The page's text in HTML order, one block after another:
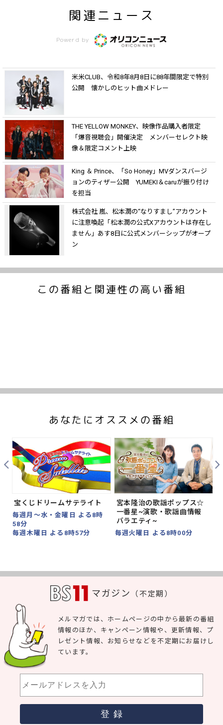
関連ニュース
Powerd by
米米CLUB、令和8年8月8日に88年間限定で特別
公開 懐かしのヒット曲メドレー
THE YELLOW MONKEY、映像作品購入者限定
「爆音視聴会」開催決定 メンバーセレクト映
像＆限定コメント上映
King ＆ Prince、「So Honey」MVダンスバージ
ョンのティザー公開 YUMEKI＆caruが振り付け
を担当
株式会社 嵐、松本潤の“なりすまし”アカウント
に注意喚起「松本潤の公式Xアカウントは存在し
ません」あす8日に公式メンバーシップがオープ
ン
この番組と関連性の高い番組
あなたにオススメの番組
宝くじドリームサテライト
毎週月～水・金曜日 よる8時
58分
毎週木曜日 よる8時57分
宮本隆治の歌謡ポップス☆
一番星~演歌・歌謡曲情報
バラエティ~
毎週火曜日 よる8時00分
マガジン （不定期）
メルマガでは、ホームページの中から最新の番組
情報のほか、キャンペーン情報や、更新情報、プ
レゼント情報、お知らせなどを不定期にお届けし
ています。